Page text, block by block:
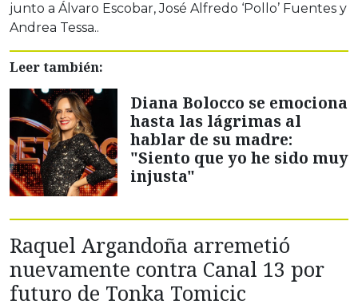
junto a Álvaro Escobar, José Alfredo ‘Pollo’ Fuentes y
Andrea Tessa..
Leer también:
Diana Bolocco se emociona
hasta las lágrimas al
hablar de su madre:
"Siento que yo he sido muy
injusta"
Raquel Argandoña arremetió
nuevamente contra Canal 13 por
futuro de Tonka Tomicic